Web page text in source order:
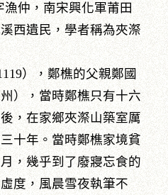
漁仲，南宋興化軍莆田
西遺民，學者稱為夾漈
），鄭樵的父親鄭國
），當時鄭樵只有十六
，在家鄉夾漈山築室厲
十年。當時鄭樵家境貧
，幾乎到了廢寢忘食的
度，風晨雪夜執筆不